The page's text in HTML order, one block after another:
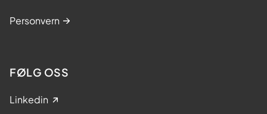
Personvern
FØLG OSS
Linkedin